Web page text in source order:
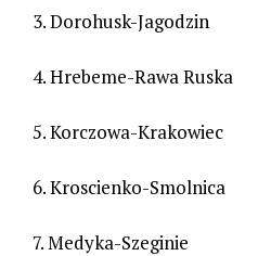
3. Dorohusk-Jagodzin
4. Hrebeme-Rawa Ruska
5. Korczowa-Krakowiec
6. Kroscienko-Smolnica
7. Medyka-Szeginie